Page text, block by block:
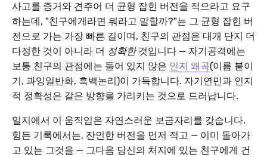
사고를 증거와 견주어 더 균형 잡힌 버전을 적으라고 요구
하는데, "친구에게라면 뭐라고 말할까?"는 그 균형 잡힌 버
전으로 가는 가장 빠른 길이며, 친구의 관점은 대개 단지 더
다정한 것이 아니라 더 정확한것입니다 — 자기공격에는
보통 친구의 관점에는 들어 있지 않은 인지 왜곡(이름 붙이
기, 과잉일반화, 흑백논리)이 가득합니다. 자기연민과 인지
적 정확성은 같은 방향을 가리키는 것으로 드러납니다.
일지에서 이 움직임은 자연스러운 보금자리를 갖습니다.
힘든 기록에서는, 잔인한 버전을 먼저 적고 — 이미 돌아가
고 있는 그것을 — 그다음 당신의 처지에 있는 친구에게 건